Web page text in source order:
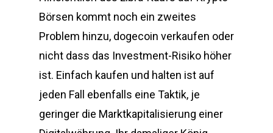
Börsen kommt noch ein zweites
Problem hinzu, dogecoin verkaufen oder
nicht dass das Investment-Risiko höher
ist. Einfach kaufen und halten ist auf
jeden Fall ebenfalls eine Taktik, je
geringer die Marktkapitalisierung einer